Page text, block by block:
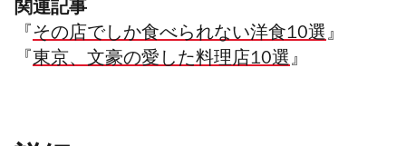
関連記事
『 その店でしか食べられない洋食10選』
『 東京、文豪の愛した料理店10選』